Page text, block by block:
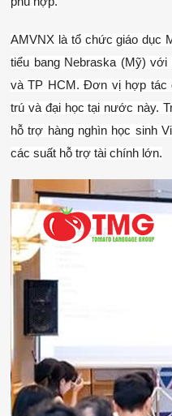
AMVNX là tổ chức giáo dục
tiểu bang Nebraska (Mỹ) với
và TP HCM. Đơn vị hợp tác
trú và đại học tại nước này.
hỗ trợ hàng nghìn học sinh
các suất hỗ trợ tài chính lớn.